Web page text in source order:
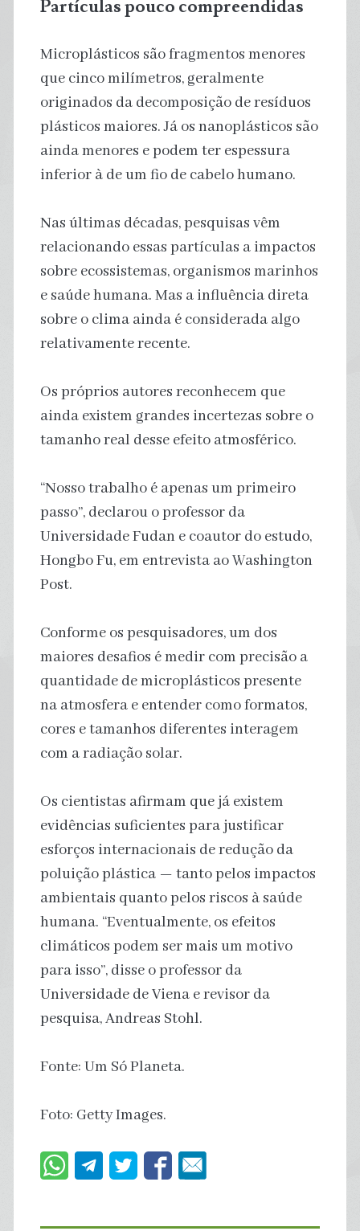
Partículas pouco compreendidas
Microplásticos são fragmentos menores
que cinco milímetros, geralmente
originados da decomposição de resíduos
plásticos maiores. Já os nanoplásticos são
ainda menores e podem ter espessura
inferior à de um fio de cabelo humano.
Nas últimas décadas, pesquisas vêm
relacionando essas partículas a impactos
sobre ecossistemas, organismos marinhos
e saúde humana. Mas a influência direta
sobre o clima ainda é considerada algo
relativamente recente.
Os próprios autores reconhecem que
ainda existem grandes incertezas sobre o
tamanho real desse efeito atmosférico.
“Nosso trabalho é apenas um primeiro
passo”, declarou o professor da
Universidade Fudan e coautor do estudo,
Hongbo Fu, em entrevista ao Washington
Post.
Conforme os pesquisadores, um dos
maiores desafios é medir com precisão a
quantidade de microplásticos presente
na atmosfera e entender como formatos,
cores e tamanhos diferentes interagem
com a radiação solar.
Os cientistas afirmam que já existem
evidências suficientes para justificar
esforços internacionais de redução da
poluição plástica — tanto pelos impactos
ambientais quanto pelos riscos à saúde
humana. “Eventualmente, os efeitos
climáticos podem ser mais um motivo
para isso”, disse o professor da
Universidade de Viena e revisor da
pesquisa, Andreas Stohl.
Fonte: Um Só Planeta.
Foto: Getty Images.